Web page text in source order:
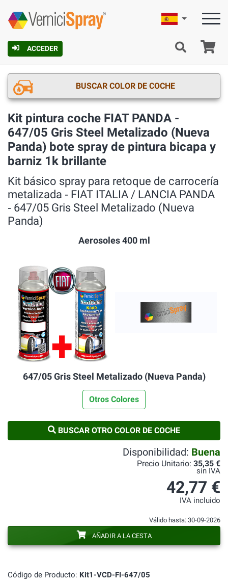
ACCEDER
Español
BUSCAR COLOR DE COCHE
Kit pintura coche FIAT PANDA -
647/05 Gris Steel Metalizado (Nueva
Panda) bote spray de pintura bicapa y
barniz 1k brillante
Kit básico spray para retoque de carrocería
metalizada ‐ FIAT ITALIA / LANCIA PANDA
‐ 647/05 Gris Steel Metalizado (Nueva
Panda)
Aerosoles 400 ml
647/05 Gris Steel Metalizado (Nueva Panda)
Otros Colores
BUSCAR OTRO COLOR DE COCHE
Código de Producto: Kit1-VCD-FI-647/05
Disponibilidad: Buena
Precio Unitario: 35,35 €
sin IVA
42,77 €
IVA incluido
Válido hasta: 30-09-2026
AÑADIR A LA CESTA